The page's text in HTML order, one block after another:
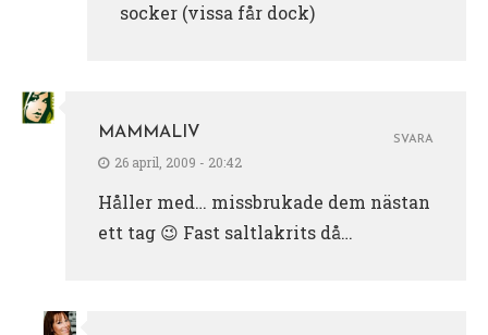
socker (vissa får dock)
MAMMALIV
26 april, 2009 - 20:42
Håller med… missbrukade dem nästan
ett tag 😉 Fast saltlakrits då…
SVARA